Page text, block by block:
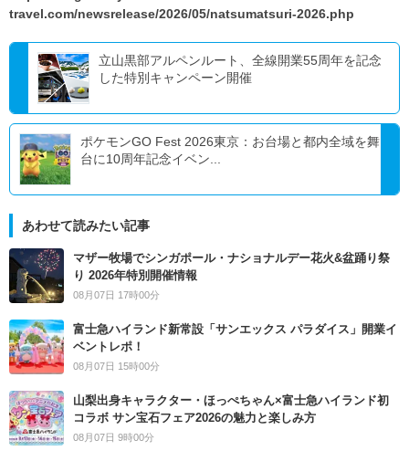
travel.com/newsrelease/2026/05/natsumatsuri-2026.php
立山黒部アルペンルート、全線開業55周年を記念
した特別キャンペーン開催
ポケモンGO Fest 2026東京：お台場と都内全域を舞
台に10周年記念イベン...
あわせて読みたい記事
マザー牧場でシンガポール・ナショナルデー花火&盆踊り祭
り 2026年特別開催情報
08月07日 17時00分
富士急ハイランド新常設「サンエックス パラダイス」開業イ
ベントレポ！
08月07日 15時00分
山梨出身キャラクター・ほっぺちゃん×富士急ハイランド初
コラボ サン宝石フェア2026の魅力と楽しみ方
08月07日 9時00分